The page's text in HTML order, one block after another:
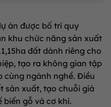
án được bố trí quy
khu chức năng sản xuất
đất dành riêng cho
tạo ra không gian tập
cùng ngành nghề. Điều
sản xuất, tạo chuỗi giá
gỗ và cơ khí.